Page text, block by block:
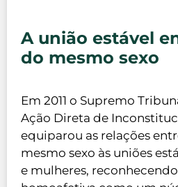
A união estável
do mesmo sexo
Em 2011 o Supremo
Ação Direta de
equiparou as relações
mesmo sexo às uniões
e mulheres,